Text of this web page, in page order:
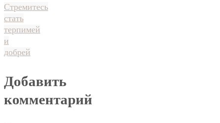
Стремитесь
стать
терпимей
и
добрей
Добавить
комментарий